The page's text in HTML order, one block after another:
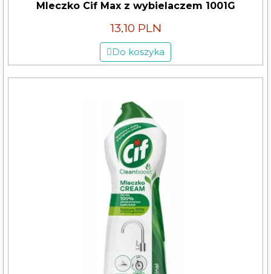
Mleczko Cif Max z wybielaczem 1001G
13,10 PLN
Do koszyka